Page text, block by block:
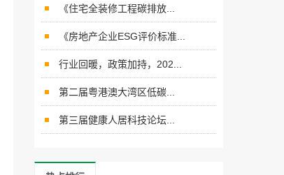
《住宅全装修工程碳排放...
《房地产企业ESG评价标准...
行业回暖，政策加持，202...
第二届粤港澳大湾区低碳...
第三届健康人居科技论坛...